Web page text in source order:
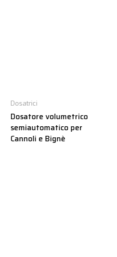
Dosatrici
Dosatore volumetrico
semiautomatico per
Cannoli e Bignè